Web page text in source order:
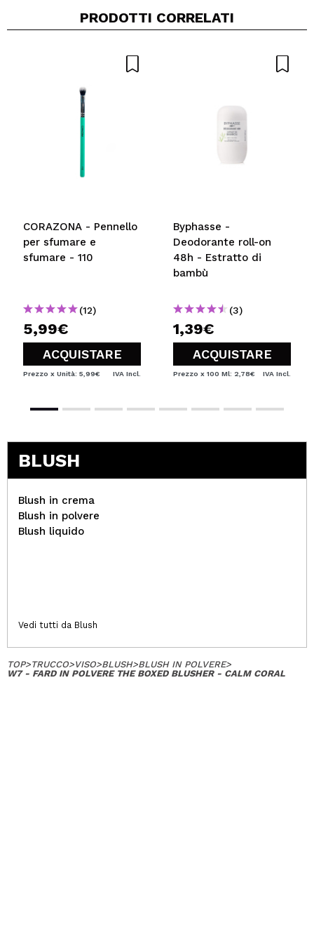
Condividi un video o una foto
PRODOTTI CORRELATI
CORAZONA - Pennello
per sfumare e
sfumare - 110
(12)
5,99€
ACQUISTARE
Prezzo x Unità: 5,99€ IVA Incl.
Byphasse -
Deodorante roll-on
48h - Estratto di
bambù
(3)
1,39€
ACQUISTARE
Prezzo x 100 Ml: 2,78€ IVA Incl.
BLUSH
Blush in crema
Blush in polvere
Blush liquido
Vedi tutti da Blush
TOP>TRUCCO>VISO>BLUSH>BLUSH IN POLVERE>
W7 - FARD IN POLVERE THE BOXED BLUSHER - CALM CORAL